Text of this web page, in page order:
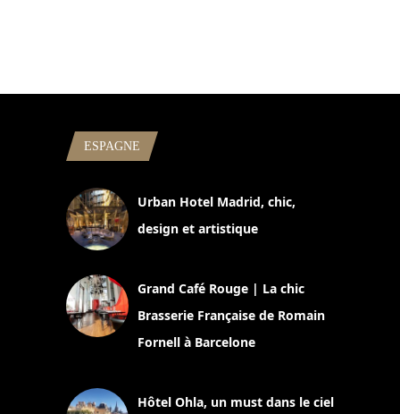
ESPAGNE
Urban Hotel Madrid, chic,
design et artistique
Grand Café Rouge | La chic
Brasserie Française de Romain
Fornell à Barcelone
Hôtel Ohla, un must dans le ciel